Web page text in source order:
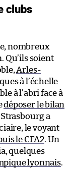
clubs
nombreux
Qu’ils soient
Arles-
à l’échelle
à l’abri face à
déposer le bilan
a
le voyant
le CFA2. Un
quelques
lyonnais.